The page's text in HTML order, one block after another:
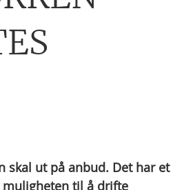
skal ut på anbud. Det har et
til å drifte